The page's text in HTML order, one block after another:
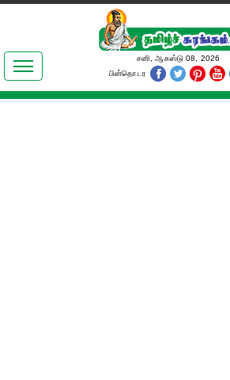
இலக்கியங்கள்
தமிழ் உலகம்
சனி, ஆகஸ்டு 08, 2026
பின்தொடர